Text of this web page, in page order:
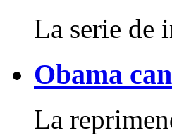
La serie de
Obama
La